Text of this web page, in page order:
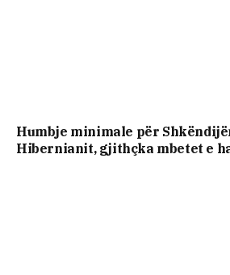
Humbje minimale për
Hibernianit, gjithçka mbetet e